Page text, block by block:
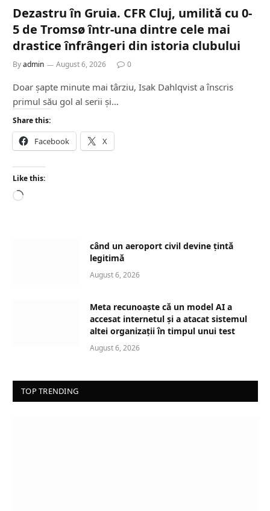
Dezastru în Gruia. CFR Cluj, umilită cu 0-
5 de Tromsø într-una dintre cele mai
drastice înfrângeri din istoria clubului
Byadmin August 6, 2026 0
Doar șapte minute mai târziu, Isak Dahlqvist a înscris
primul său gol al serii și…
Share this:
Facebook X
Like this:
L
când un aeroport civil devine țintă
legitimă
August 6, 2026
Meta recunoaște că un model AI a
accesat internetul și a atacat sistemul
altei organizații în timpul unui test
August 6, 2026
TOP TRENDING